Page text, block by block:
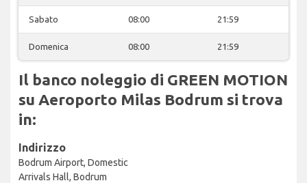
Sabato 08:00 21:59
Domenica 08:00 21:59
Il banco noleggio di GREEN MOTION
su Aeroporto Milas Bodrum si trova
in:
Indirizzo
Bodrum Airport, Domestic
Arrivals Hall, Bodrum